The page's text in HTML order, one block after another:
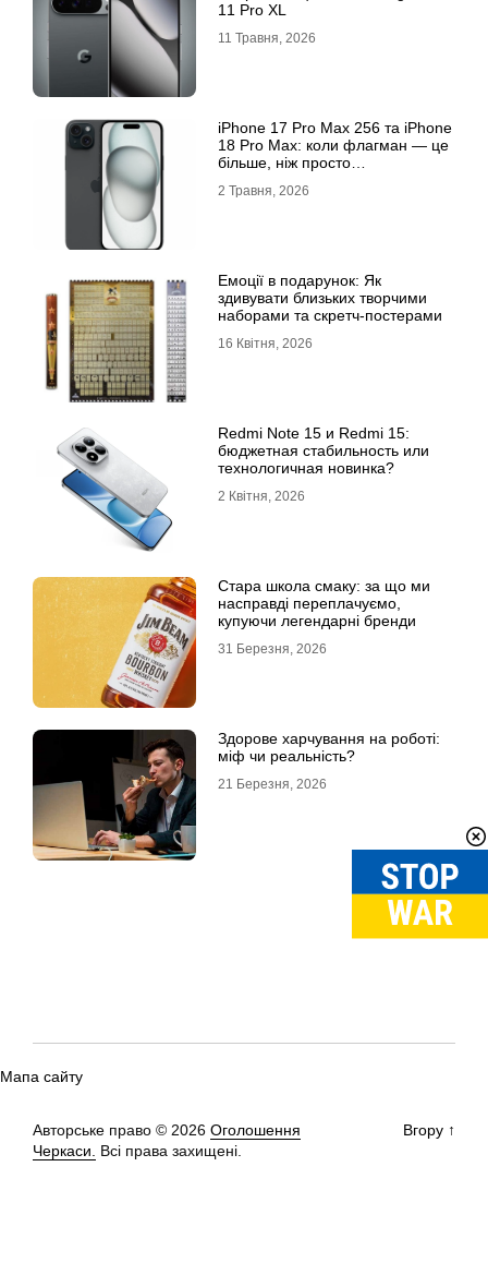
11 Pro XL
11 Травня, 2026
iРhone 17 Рro Мax 256 та iРhone
18 Рro Мax: коли флагман — це
більше, ніж просто
2 Травня, 2026
Емоції в подарунок: Як
здивувати близьких творчими
наборами та скретч-постерами
16 Квітня, 2026
Redmi Note 15 и Redmi 15:
бюджетная стабильность или
технологичная новинка?
2 Квітня, 2026
Стара школа смаку: за що ми
насправді переплачуємо,
купуючи легендарні бренди
31 Березня, 2026
Здорове харчування на роботі:
міф чи реальність?
21 Березня, 2026
Мапа сайту
Авторське право © 2026 Оголошення
Черкаси.
Всі права захищені.
Вгору ↑